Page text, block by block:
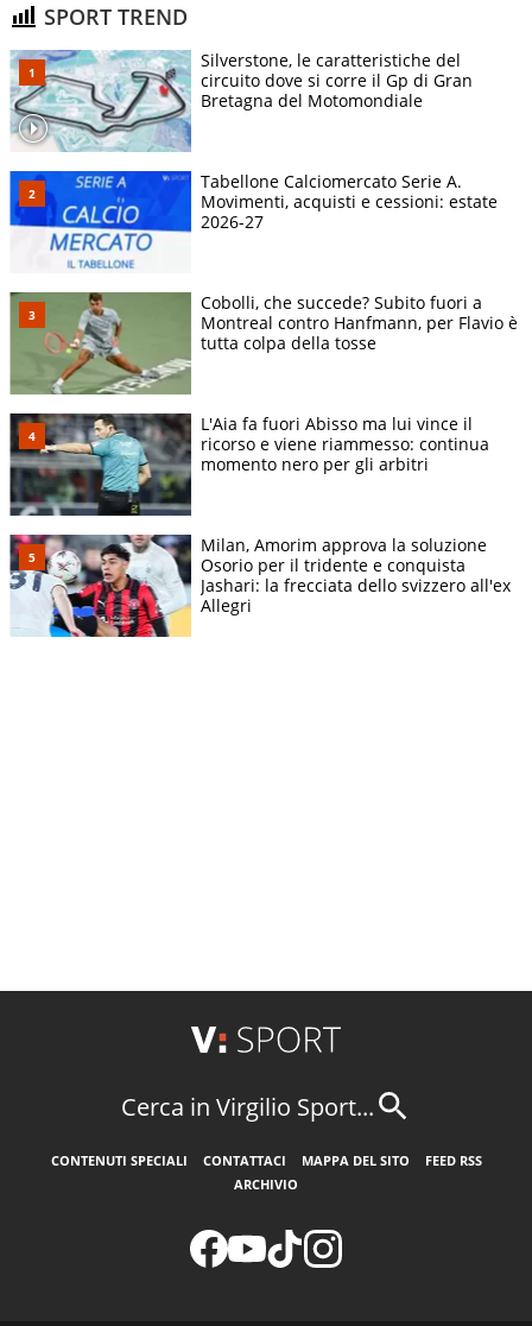
SPORT TREND
Silverstone, le caratteristiche del
circuito dove si corre il Gp di Gran
Bretagna del Motomondiale
Tabellone Calciomercato Serie A.
Movimenti, acquisti e cessioni: estate
2026-27
Cobolli, che succede? Subito fuori a
Montreal contro Hanfmann, per Flavio è
tutta colpa della tosse
L'Aia fa fuori Abisso ma lui vince il
ricorso e viene riammesso: continua
momento nero per gli arbitri
Milan, Amorim approva la soluzione
Osorio per il tridente e conquista
Jashari: la frecciata dello svizzero all'ex
Allegri
Cerca in Virgilio Sport...
CONTENUTI SPECIALI CONTATTACI MAPPA DEL SITO
FEED RSS
ARCHIVIO